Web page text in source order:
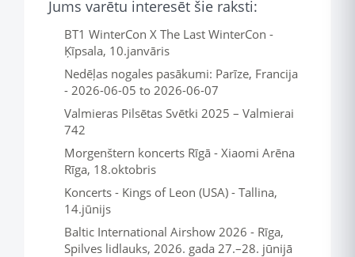
Jums varētu interesēt šie raksti:
BT1 WinterCon X The Last WinterCon -
Ķīpsala, 10.janvāris
Nedēļas nogales pasākumi: Parīze, Francija
- 2026-06-05 to 2026-06-07
Valmieras Pilsētas Svētki 2025 – Valmierai
742
Morgenštern koncerts Rīgā - Xiaomi Arēna
Rīga, 18.oktobris
Koncerts - Kings of Leon (USA) - Tallina,
14.jūnijs
Baltic International Airshow 2026 - Rīga,
Spilves lidlauks, 2026. gada 27.–28. jūnijā